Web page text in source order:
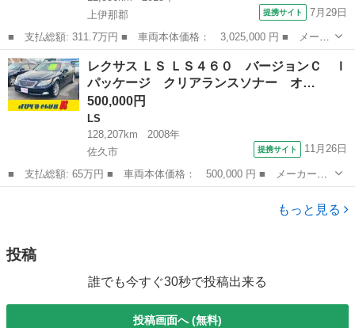
上伊那郡
提携サイト 7月29日
■ 支払総額: 311.7万円 ■ 車両本体価格： 3,025,000 円 ■ メーカ
ー名： レクサス ■ 車種名： ＮＸ ■ グレード名： ＮＸ３００
ｈ Ｉパッケージ ４ＷＤ フルセグ メモリーナビ ＤＶＤ再生
ミュージ...
長野 上伊那郡 レクサス
レクサス ＬＳ ＬＳ４６０ バージョンＣ Ｉ
パッケージ クリアランスソナー オ…
500,000円
LS
128,207km
2008年
佐久市
提携サイト 11月26日
■ 支払総額: 65万円 ■ 車両本体価格： 500,000 円 ■ メーカー
名： レクサス ■ 車種名： ＬＳ ■ グレード名： ＬＳ４６０
バージョンＣ Ｉパッケージ クリアランスソナー オートクルーズ
もっと見る
投稿
誰でも今すぐ30秒で投稿出来る
投稿画面へ (無料)